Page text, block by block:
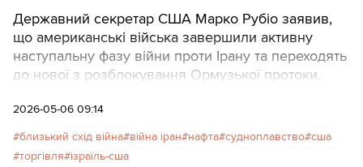
Державний секретар США Марко Рубіо заявив,
що американські війська завершили активну
наступальну фазу війни проти Ірану та переходять
до нової з розблокування Ормузької протоки.
2026-05-06 09:14
близький схід війна війна іран нафта судноплавство сша
торгівля ізраїль-сша